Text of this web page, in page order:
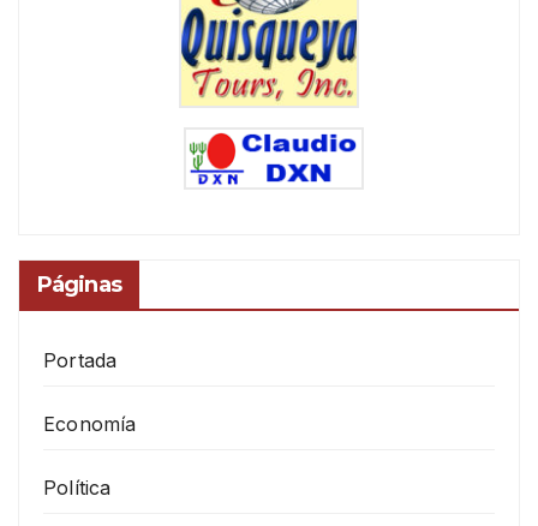
Páginas
Portada
Economía
Política